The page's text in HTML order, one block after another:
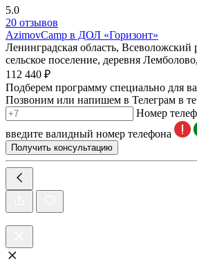
5.0
20 отзывов
AzimovCamp в ДОЛ «Горизонт»
Ленинградская область, Всеволожский
сельское поселение, деревня
112 440 ₽
Подберем программу специально для
Позвоним или напишем в Телеграм в
Номер
введите валидный номер телефона
Получить консультацию